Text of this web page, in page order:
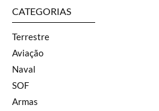
CATEGORIAS
Terrestre
Aviação
Naval
SOF
Armas